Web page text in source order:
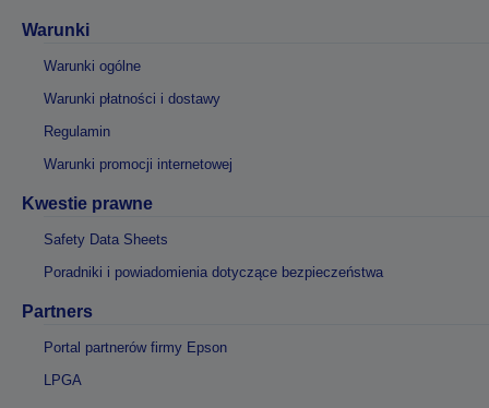
Warunki
Warunki ogólne
Warunki płatności i dostawy
Regulamin
Warunki promocji internetowej
Kwestie prawne
Safety Data Sheets
Poradniki i powiadomienia dotyczące bezpieczeństwa
Partners
Portal partnerów firmy Epson
LPGA